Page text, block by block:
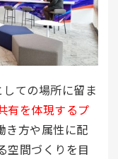
ての場所に留ま
有を体現するプ
き方や属性に配
空間づくりを目